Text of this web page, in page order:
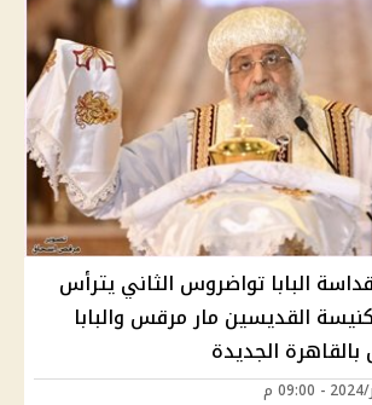
البابا تواضروس الثاني يترأس
القديسين مار مرقس والبابا
الجديدة